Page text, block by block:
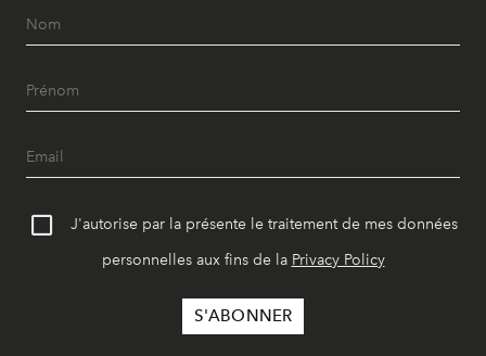
J'autorise par la présente le traitement de mes données
personnelles aux fins de la Privacy Policy